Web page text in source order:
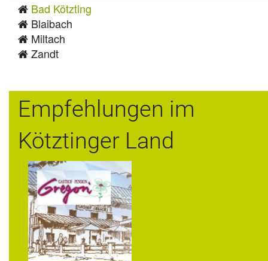
Bad Kötzting
Blaibach
Miltach
Zandt
Empfehlungen im
Kötztinger Land